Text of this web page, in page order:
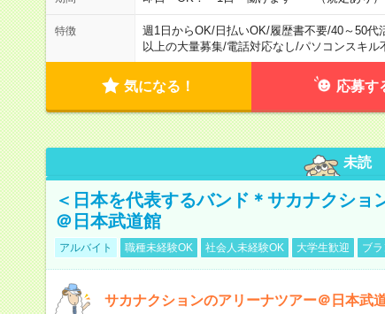
特徴 週1日からOK/日払いOK/履歴書不要/40～50代
以上の大量募集/電話対応なし/パソコンスキル
気になる！ 応募す
未読
＜日本を代表するバンド＊サカナクショ
＠日本武道館
アルバイト 職種未経験OK 社会人未経験OK 大学生歓迎 ブ
サカナクションのアリーナツアー＠日本武